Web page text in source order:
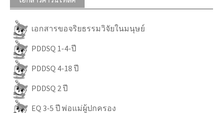
เอกสารขอจริยธรรมวิจัยในมนุษย์
PDDSQ 1-4-ปี
PDDSQ 4-18 ปี
PDDSQ 2 ปี
EQ 3-5 ปี พ่อแม่ผู้ปกครอง